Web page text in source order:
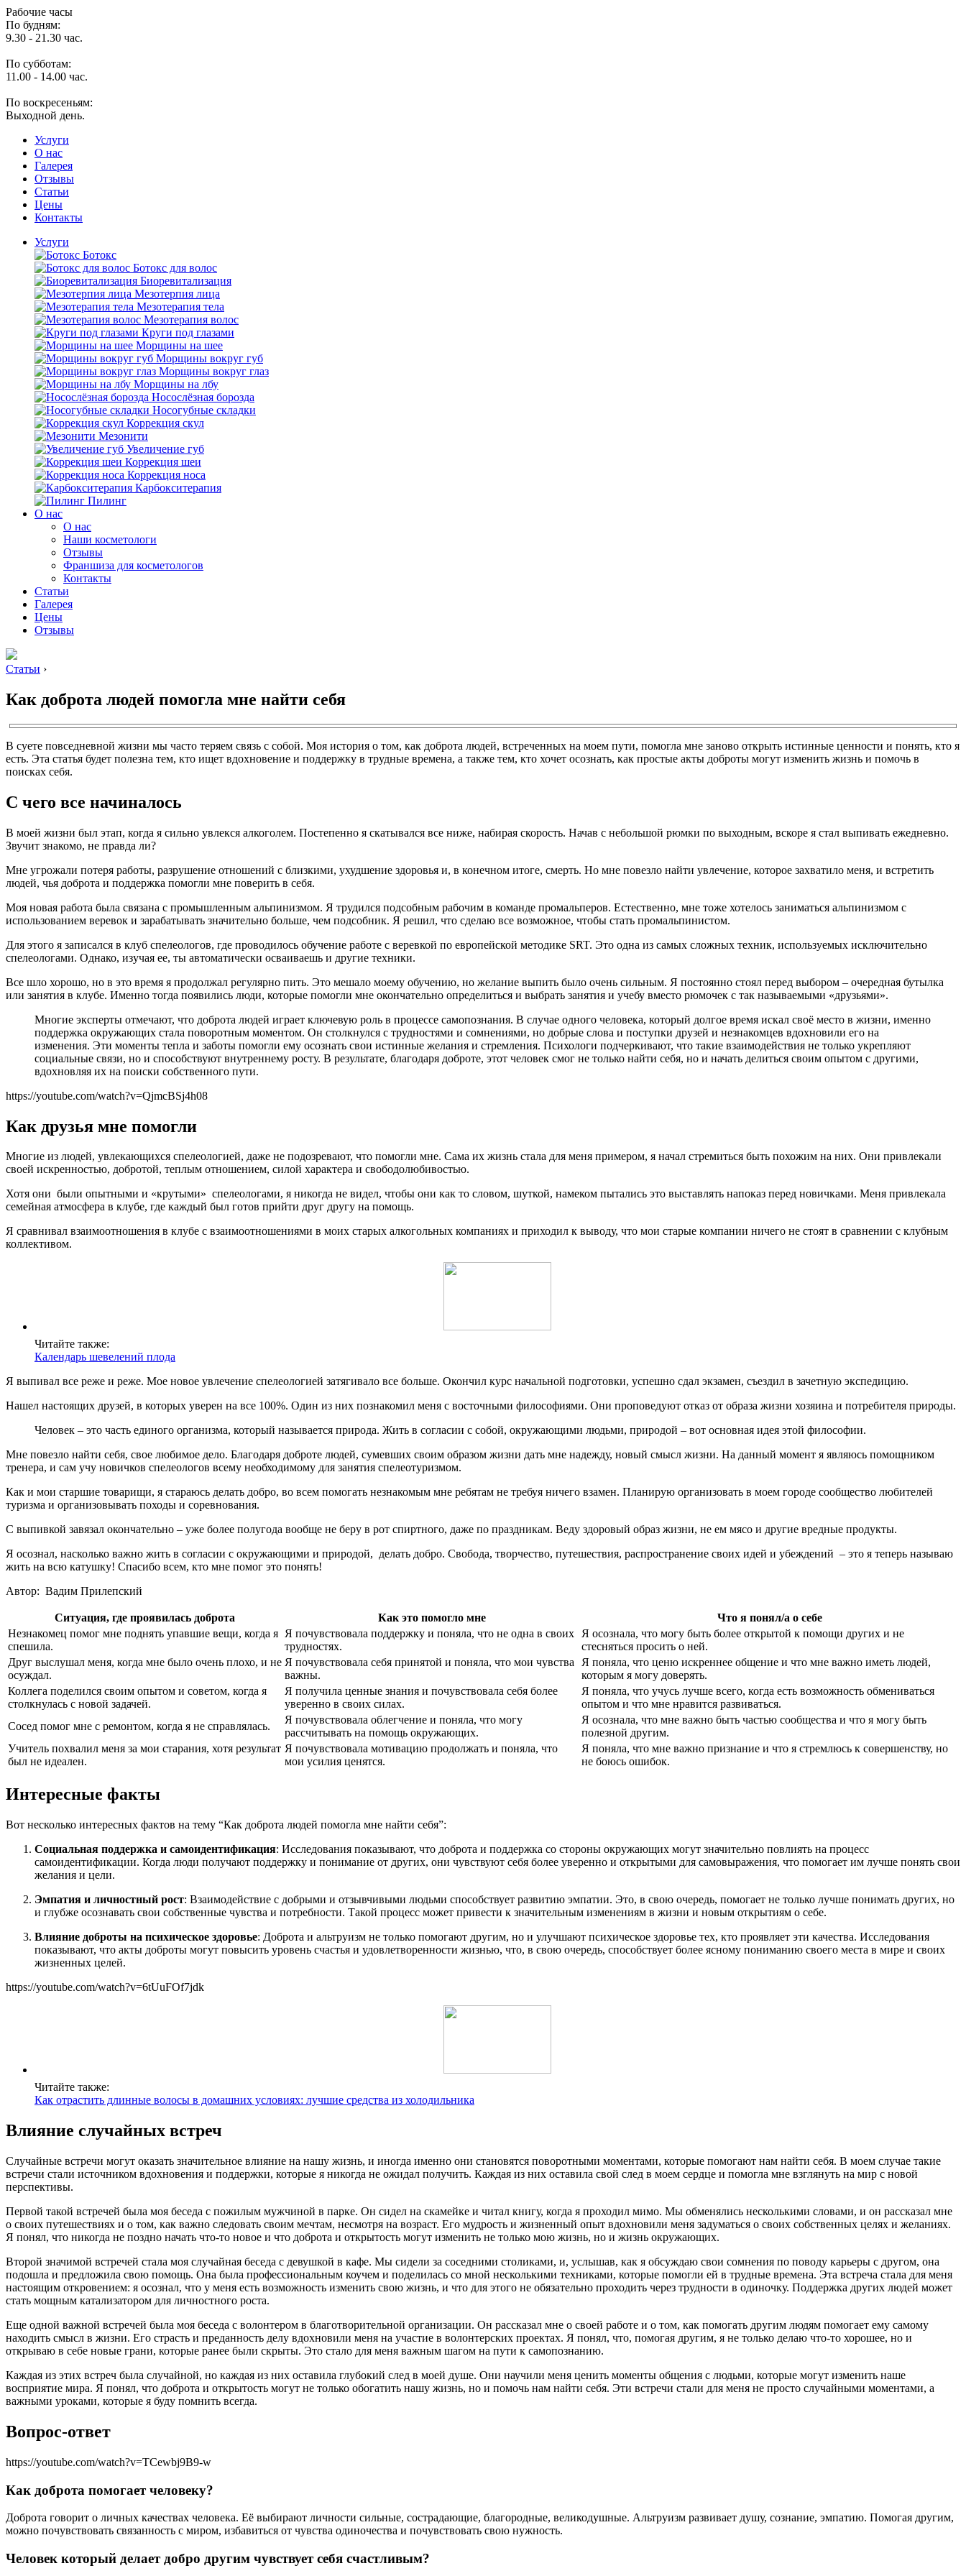
Рабочие часы
По будням:
9.30 - 21.30 час.
По субботам:
11.00 - 14.00 час.
По воскресеньям:
Выходной день.
Услуги
O нас
Галерея
Отзывы
Статьи
Цены
Контакты
Услуги
Ботокс
Ботокс для волос
Биоревитализация
Мезотерпия лица
Мезотерапия тела
Мезотерапия волос
Круги под глазами
Морщины на шее
Морщины вокруг губ
Морщины вокруг глаз
Морщины на лбу
Носослёзная борозда
Носогубные складки
Коррекция скул
Мезонити
Увеличение губ
Коррекция шеи
Коррекция носа
Карбокситерапия
Пилинг
O нас
O нас
Наши косметологи
Отзывы
Франшиза для косметологов
Контакты
Статьи
Галерея
Цены
Отзывы
Статьи ›
Как доброта людей помогла мне найти себя
В суете повседневной жизни мы часто теряем связь с собой. Моя история о том, как доброта людей, встреченных на моем пути, помогла мне заново открыть истинные ценности и понять, кто я
есть. Эта статья будет полезна тем, кто ищет вдохновение и поддержку в трудные времена, а также тем, кто хочет осознать, как простые акты доброты могут изменить жизнь и помочь в
поисках себя.
С чего все начиналось
В моей жизни был этап, когда я сильно увлекся алкоголем. Постепенно я скатывался все ниже, набирая скорость. Начав с небольшой рюмки по выходным, вскоре я стал выпивать ежедневно.
Звучит знакомо, не правда ли?
Мне угрожали потеря работы, разрушение отношений с близкими, ухудшение здоровья и, в конечном итоге, смерть. Но мне повезло найти увлечение, которое захватило меня, и встретить
людей, чья доброта и поддержка помогли мне поверить в себя.
Моя новая работа была связана с промышленным альпинизмом. Я трудился подсобным рабочим в команде промальперов. Естественно, мне тоже хотелось заниматься альпинизмом с
использованием веревок и зарабатывать значительно больше, чем подсобник. Я решил, что сделаю все возможное, чтобы стать промальпинистом.
Для этого я записался в клуб спелеологов, где проводилось обучение работе с веревкой по европейской методике SRT. Это одна из самых сложных техник, используемых исключительно
спелеологами. Однако, изучая ее, ты автоматически осваиваешь и другие техники.
Все шло хорошо, но в это время я продолжал регулярно пить. Это мешало моему обучению, но желание выпить было очень сильным. Я постоянно стоял перед выбором – очередная бутылка
или занятия в клубе. Именно тогда появились люди, которые помогли мне окончательно определиться и выбрать занятия и учебу вместо рюмочек с так называемыми «друзьями».
Многие эксперты отмечают, что доброта людей играет ключевую роль в процессе самопознания. В случае одного человека, который долгое время искал своё место в жизни, именно
поддержка окружающих стала поворотным моментом. Он столкнулся с трудностями и сомнениями, но добрые слова и поступки друзей и незнакомцев вдохновили его на
изменения. Эти моменты тепла и заботы помогли ему осознать свои истинные желания и стремления. Психологи подчеркивают, что такие взаимодействия не только укрепляют
социальные связи, но и способствуют внутреннему росту. В результате, благодаря доброте, этот человек смог не только найти себя, но и начать делиться своим опытом с другими,
вдохновляя их на поиски собственного пути.
https://youtube.com/watch?v=QjmcBSj4h08
Как друзья мне помогли
Многие из людей, увлекающихся спелеологией, даже не подозревают, что помогли мне. Сама их жизнь стала для меня примером, я начал стремиться быть похожим на них. Они привлекали
своей искренностью, добротой, теплым отношением, силой характера и свободолюбивостью.
Хотя они были опытными и «крутыми» спелеологами, я никогда не видел, чтобы они как то словом, шуткой, намеком пытались это выставлять напоказ перед новичками. Меня привлекала
семейная атмосфера в клубе, где каждый был готов прийти друг другу на помощь.
Я сравнивал взаимоотношения в клубе с взаимоотношениями в моих старых алкогольных компаниях и приходил к выводу, что мои старые компании ничего не стоят в сравнении с клубным
коллективом.
Читайте также:
Календарь шевелений плода
Я выпивал все реже и реже. Мое новое увлечение спелеологией затягивало все больше. Окончил курс начальной подготовки, успешно сдал экзамен, съездил в зачетную экспедицию.
Нашел настоящих друзей, в которых уверен на все 100%. Один из них познакомил меня с восточными философиями. Они проповедуют отказ от образа жизни хозяина и потребителя природы.
Человек – это часть единого организма, который называется природа. Жить в согласии с собой, окружающими людьми, природой – вот основная идея этой философии.
Мне повезло найти себя, свое любимое дело. Благодаря доброте людей, сумевших своим образом жизни дать мне надежду, новый смысл жизни. На данный момент я являюсь помощником
тренера, и сам учу новичков спелеологов всему необходимому для занятия спелеотуризмом.
Как и мои старшие товарищи, я стараюсь делать добро, во всем помогать незнакомым мне ребятам не требуя ничего взамен. Планирую организовать в моем городе сообщество любителей
туризма и организовывать походы и соревнования.
С выпивкой завязал окончательно – уже более полугода вообще не беру в рот спиртного, даже по праздникам. Веду здоровый образ жизни, не ем мясо и другие вредные продукты.
Я осознал, насколько важно жить в согласии с окружающими и природой, делать добро. Свобода, творчество, путешествия, распространение своих идей и убеждений – это я теперь называю
жить на всю катушку! Спасибо всем, кто мне помог это понять!
Автор: Вадим Прилепский
Ситуация, где проявилась доброта Как это помогло мне
Что я понял/а о себе
Незнакомец помог мне поднять упавшие вещи, когда я
спешила.
Я почувствовала поддержку и поняла, что не одна в своих
трудностях.
Я осознала, что могу быть более открытой к помощи других и не
стесняться просить о ней.
Друг выслушал меня, когда мне было очень плохо, и не
осуждал.
Я почувствовала себя принятой и поняла, что мои чувства
важны.
Я поняла, что ценю искреннее общение и что мне важно иметь людей,
которым я могу доверять.
Коллега поделился своим опытом и советом, когда я
столкнулась с новой задачей.
Я получила ценные знания и почувствовала себя более
уверенно в своих силах.
Я поняла, что учусь лучше всего, когда есть возможность обмениваться
опытом и что мне нравится развиваться.
Сосед помог мне с ремонтом, когда я не справлялась.
Я почувствовала облегчение и поняла, что могу
рассчитывать на помощь окружающих.
Я осознала, что мне важно быть частью сообщества и что я могу быть
полезной другим.
Учитель похвалил меня за мои старания, хотя результат
был не идеален.
Я почувствовала мотивацию продолжать и поняла, что
мои усилия ценятся.
Я поняла, что мне важно признание и что я стремлюсь к совершенству, но
не боюсь ошибок.
Интересные факты
Вот несколько интересных фактов на тему “Как доброта людей помогла мне найти себя”:
Социальная поддержка и самоидентификация: Исследования показывают, что доброта и поддержка со стороны окружающих могут значительно повлиять на процесс
самоидентификации. Когда люди получают поддержку и понимание от других, они чувствуют себя более уверенно и открытыми для самовыражения, что помогает им лучше понять свои
желания и цели.
Эмпатия и личностный рост: Взаимодействие с добрыми и отзывчивыми людьми способствует развитию эмпатии. Это, в свою очередь, помогает не только лучше понимать других, но
и глубже осознавать свои собственные чувства и потребности. Такой процесс может привести к значительным изменениям в жизни и новым открытиям о себе.
Влияние доброты на психическое здоровье: Доброта и альтруизм не только помогают другим, но и улучшают психическое здоровье тех, кто проявляет эти качества. Исследования
показывают, что акты доброты могут повысить уровень счастья и удовлетворенности жизнью, что, в свою очередь, способствует более ясному пониманию своего места в мире и своих
жизненных целей.
https://youtube.com/watch?v=6tUuFOf7jdk
Читайте также:
Как отрастить длинные волосы в домашних условиях: лучшие средства из холодильника
Влияние случайных встреч
Случайные встречи могут оказать значительное влияние на нашу жизнь, и иногда именно они становятся поворотными моментами, которые помогают нам найти себя. В моем случае такие
встречи стали источником вдохновения и поддержки, которые я никогда не ожидал получить. Каждая из них оставила свой след в моем сердце и помогла мне взглянуть на мир с новой
перспективы.
Первой такой встречей была моя беседа с пожилым мужчиной в парке. Он сидел на скамейке и читал книгу, когда я проходил мимо. Мы обменялись несколькими словами, и он рассказал мне
о своих путешествиях и о том, как важно следовать своим мечтам, несмотря на возраст. Его мудрость и жизненный опыт вдохновили меня задуматься о своих собственных целях и желаниях.
Я понял, что никогда не поздно начать что-то новое и что доброта и открытость могут изменить не только мою жизнь, но и жизнь окружающих.
Второй значимой встречей стала моя случайная беседа с девушкой в кафе. Мы сидели за соседними столиками, и, услышав, как я обсуждаю свои сомнения по поводу карьеры с другом, она
подошла и предложила свою помощь. Она была профессиональным коучем и поделилась со мной несколькими техниками, которые помогли ей в трудные времена. Эта встреча стала для меня
настоящим откровением: я осознал, что у меня есть возможность изменить свою жизнь, и что для этого не обязательно проходить через трудности в одиночку. Поддержка других людей может
стать мощным катализатором для личностного роста.
Еще одной важной встречей была моя беседа с волонтером в благотворительной организации. Он рассказал мне о своей работе и о том, как помогать другим людям помогает ему самому
находить смысл в жизни. Его страсть и преданность делу вдохновили меня на участие в волонтерских проектах. Я понял, что, помогая другим, я не только делаю что-то хорошее, но и
открываю в себе новые грани, которые ранее были скрыты. Это стало для меня важным шагом на пути к самопознанию.
Каждая из этих встреч была случайной, но каждая из них оставила глубокий след в моей душе. Они научили меня ценить моменты общения с людьми, которые могут изменить наше
восприятие мира. Я понял, что доброта и открытость могут не только обогатить нашу жизнь, но и помочь нам найти себя. Эти встречи стали для меня не просто случайными моментами, а
важными уроками, которые я буду помнить всегда.
Вопрос-ответ
https://youtube.com/watch?v=TCewbj9B9-w
Как доброта помогает человеку?
Доброта говорит о личных качествах человека. Её выбирают личности сильные, сострадающие, благородные, великодушные. Альтруизм развивает душу, сознание, эмпатию. Помогая другим,
можно почувствовать связанность с миром, избавиться от чувства одиночества и почувствовать свою нужность.
Человек который делает добро другим чувствует себя счастливым?